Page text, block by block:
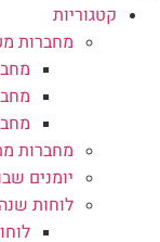
קטגוריות
מחברות
מחברות
יומנים
לוחות